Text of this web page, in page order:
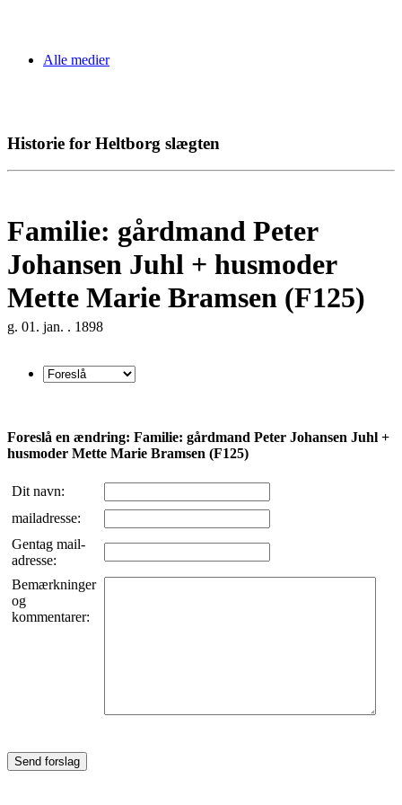
Alle medier
Historie for Heltborg slægten
Familie: gårdmand Peter
Johansen Juhl + husmoder
Mette Marie Bramsen (F125)
g. 01. jan. . 1898
Foreslå en ændring: Familie: gårdmand Peter Johansen Juhl +
husmoder Mette Marie Bramsen (F125)
Dit navn:
mailadresse:
Gentag mail-
adresse:
Bemærkninger
og
kommentarer: